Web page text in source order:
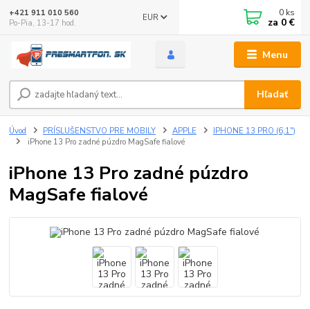
Menu
EUR
Hľadať
+421 911 010 560
Po-Pia, 13-17 hod.
0 ks
za 0 €
Úvod PRÍSLUŠENSTVO PRE MOBILY APPLE
IPHONE 13 PRO (6,1")
iPhone 13 Pro zadné púzdro MagSafe fialové
iPhone 13 Pro zadné púzdro
MagSafe fialové